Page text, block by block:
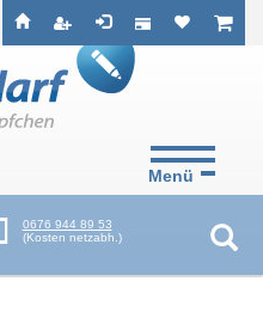
ist leerist
Menü
0676 944 89 53
(Kosten netzabh.)